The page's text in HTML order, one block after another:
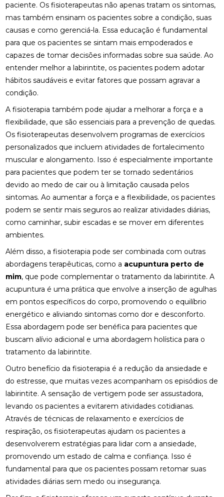
paciente. Os fisioterapeutas não apenas tratam os sintomas,
mas também ensinam os pacientes sobre a condição, suas
causas e como gerenciá-la. Essa educação é fundamental
para que os pacientes se sintam mais empoderados e
capazes de tomar decisões informadas sobre sua saúde. Ao
entender melhor a labirintite, os pacientes podem adotar
hábitos saudáveis e evitar fatores que possam agravar a
condição.
A fisioterapia também pode ajudar a melhorar a força e a
flexibilidade, que são essenciais para a prevenção de quedas.
Os fisioterapeutas desenvolvem programas de exercícios
personalizados que incluem atividades de fortalecimento
muscular e alongamento. Isso é especialmente importante
para pacientes que podem ter se tornado sedentários
devido ao medo de cair ou à limitação causada pelos
sintomas. Ao aumentar a força e a flexibilidade, os pacientes
podem se sentir mais seguros ao realizar atividades diárias,
como caminhar, subir escadas e se mover em diferentes
ambientes.
Além disso, a fisioterapia pode ser combinada com outras
abordagens terapêuticas, como a acupuntura perto de
mim, que pode complementar o tratamento da labirintite. A
acupuntura é uma prática que envolve a inserção de agulhas
em pontos específicos do corpo, promovendo o equilíbrio
energético e aliviando sintomas como dor e desconforto.
Essa abordagem pode ser benéfica para pacientes que
buscam alívio adicional e uma abordagem holística para o
tratamento da labirintite.
Outro benefício da fisioterapia é a redução da ansiedade e
do estresse, que muitas vezes acompanham os episódios de
labirintite. A sensação de vertigem pode ser assustadora,
levando os pacientes a evitarem atividades cotidianas.
Através de técnicas de relaxamento e exercícios de
respiração, os fisioterapeutas ajudam os pacientes a
desenvolverem estratégias para lidar com a ansiedade,
promovendo um estado de calma e confiança. Isso é
fundamental para que os pacientes possam retomar suas
atividades diárias sem medo ou insegurança.
FISIOTERAPIA MOTORA E RESPIRATÓRIA:
BENEFÍCIOS E ABORDAGENS EFICAZES
TRATAMENTO PODE AJUDAR NA RECUPERAÇÃO
FISIOTERAPIA NA LABIRINTITE: COMO O
TRATAMENTO PODE MELHORAR SEU EQUILÍBRIO E
QUALIDADE DE VIDA
FISIOTERAPIA NA LABIRINTITE: COMO O
TRATAMENTO PODE MELHORAR SEU EQUILÍBRIO E
QUALIDADE DE VIDA
FISIOTERAPIA NA LABIRINTITE: DICAS PARA ALIVIAR
SINTOMAS
FISIOTERAPIA NA REABILITAÇÃO VESTIBULAR: A
SOLUÇÃO PARA DORES DE CABEÇA E EQUILÍBRIO
FISIOTERAPIA NA REABILITAÇÃO VESTIBULAR: UMA
ABORDAGEM EFICAZ PARA O TRATAMENTO
FISIOTERAPIA NA REABILITAÇÃO VESTIBULAR
SEUS BENEFÍCIOS
FISIOTERAPIA NA REABILITAÇÃO VESTIBULAR
MELHORA O EQUILÍBRIO E A QUALIDADE DE VIDA
CONFORTO
FISIOTERAPIA NO PÉ PARA ALÍVIO E RECUPERAÇÃO
FISIOTERAPIA NO PÉ: BENEFÍCIOS E TRATAMENTOS
FISIOTERAPIA OCULAR: BENEFÍCIOS E TÉCNICAS
TRATAMENTOS PARA A SAÚDE VISUAL
FISIOTERAPIA OCULAR: BENEFÍCIOS E
TRATAMENTOS
FISIOTERAPIA OCULAR: COMO MELHORAR A SAÚDE